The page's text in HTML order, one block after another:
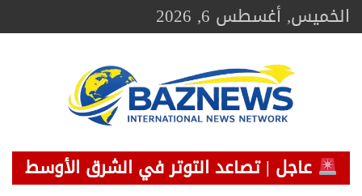
Skip
toالخميس, أغسطس 6, 2026
BAZNEWS
شبكة باز الإخبارية
عاجل | تصاعد التوتر في الشرق الأوسط